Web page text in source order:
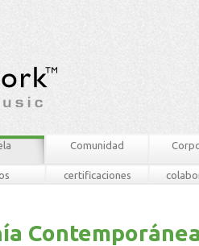
Comunidad
certificaciones